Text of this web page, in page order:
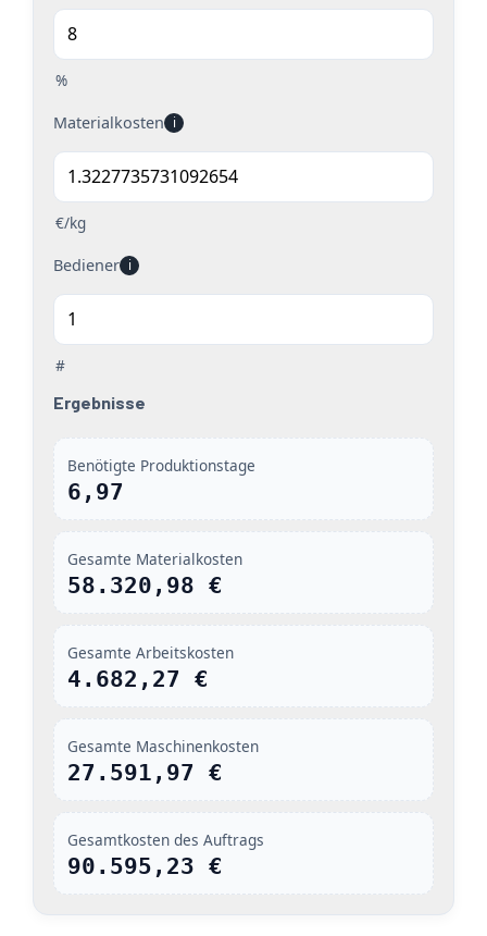
%
Materialkosten i
€/kg
Bediener i
#
Ergebnisse
Benötigte Produktionstage
6,97
Gesamte Materialkosten
58.320,98 €
Gesamte Arbeitskosten
4.682,27 €
Gesamte Maschinenkosten
27.591,97 €
Gesamtkosten des Auftrags
90.595,23 €